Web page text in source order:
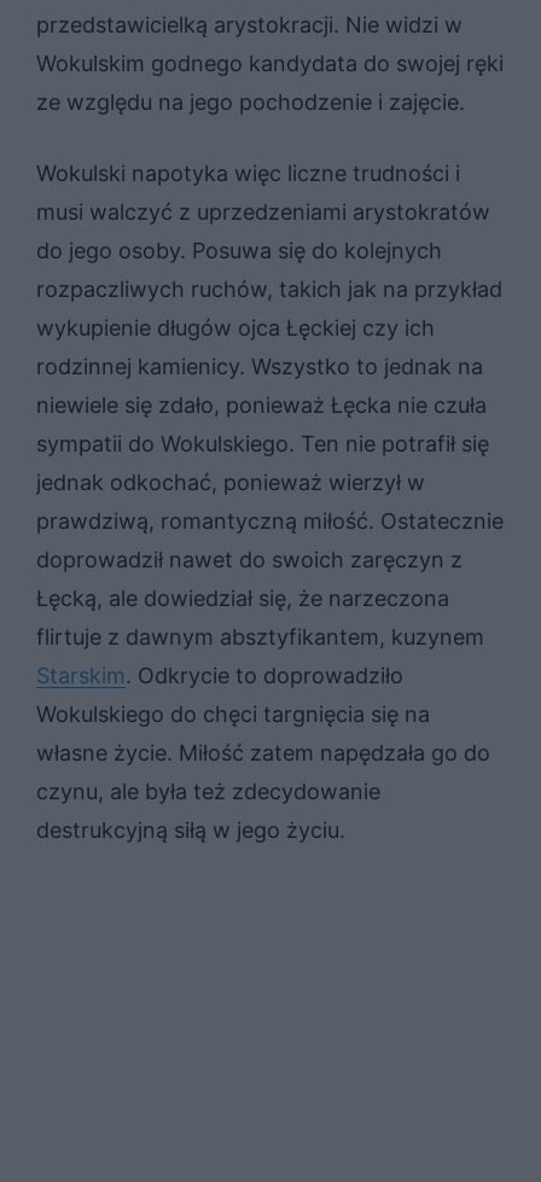
przedstawicielką arystokracji. Nie widzi w
Wokulskim godnego kandydata do swojej ręki
ze względu na jego pochodzenie i zajęcie.
Wokulski napotyka więc liczne trudności i
musi walczyć z uprzedzeniami arystokratów
do jego osoby. Posuwa się do kolejnych
rozpaczliwych ruchów, takich jak na przykład
wykupienie długów ojca Łęckiej czy ich
rodzinnej kamienicy. Wszystko to jednak na
niewiele się zdało, ponieważ Łęcka nie czuła
sympatii do Wokulskiego. Ten nie potrafił się
jednak odkochać, ponieważ wierzył w
prawdziwą, romantyczną miłość. Ostatecznie
doprowadził nawet do swoich zaręczyn z
Łęcką, ale dowiedział się, że narzeczona
flirtuje z dawnym absztyfikantem, kuzynem
Starskim. Odkrycie to doprowadziło
Wokulskiego do chęci targnięcia się na
własne życie. Miłość zatem napędzała go do
czynu, ale była też zdecydowanie
destrukcyjną siłą w jego życiu.